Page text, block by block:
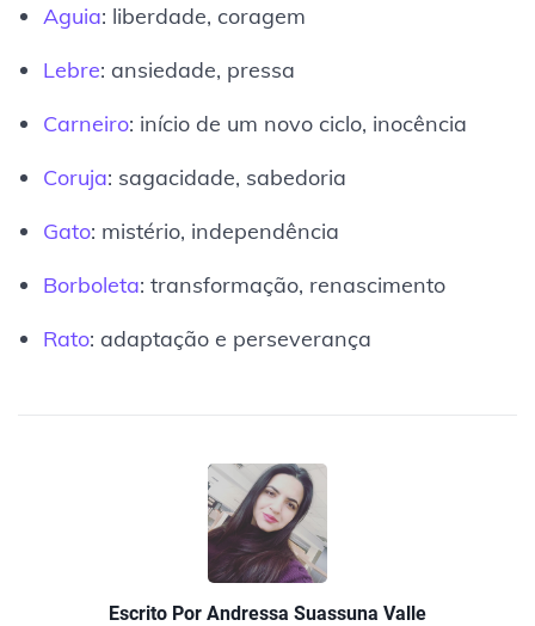
Aguia: liberdade, coragem
Lebre: ansiedade, pressa
Carneiro: início de um novo ciclo, inocência
Coruja: sagacidade, sabedoria
Gato: mistério, independência
Borboleta: transformação, renascimento
Rato: adaptação e perseverança
Escrito Por Andressa Suassuna Valle